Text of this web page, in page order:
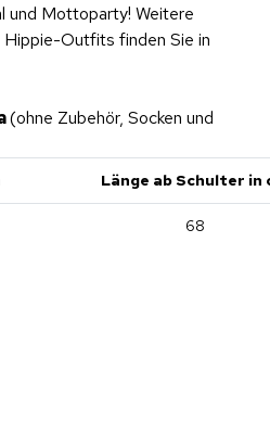
und Mottoparty! Weitere
Outfits finden Sie in
(ohne Zubehör, Socken und
Länge ab Schulter in
68